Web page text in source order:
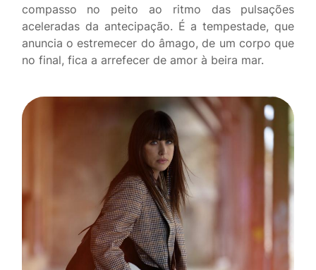
compasso no peito ao ritmo das pulsações
aceleradas da antecipação. É a tempestade, que
anuncia o estremecer do âmago, de um corpo que
no final, fica a arrefecer de amor à beira mar.